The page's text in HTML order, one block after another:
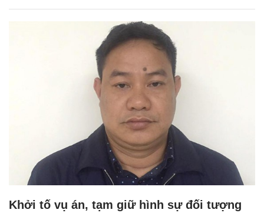
Khởi tố vụ án, tạm giữ hình sự đối tượng